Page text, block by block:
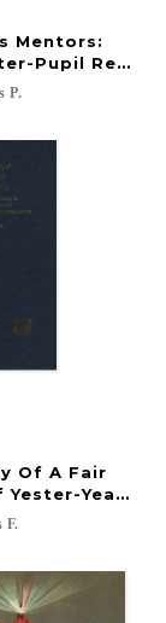
el dit moral en
Mentors:
Pupil
P.
Of A Fair
Yester-Year:
F.